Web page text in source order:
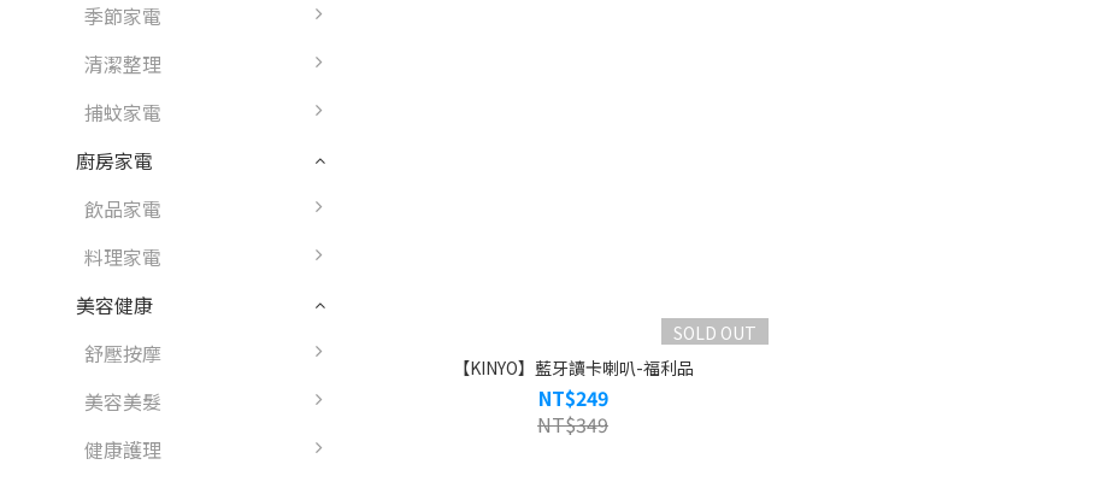
季節家電
清潔整理
捕蚊家電
廚房家電
飲品家電
料理家電
美容健康
舒壓按摩
美容美髮
健康護理
SOLD OUT
【KINYO】藍牙讀卡喇叭-福利品
NT$249
NT$349